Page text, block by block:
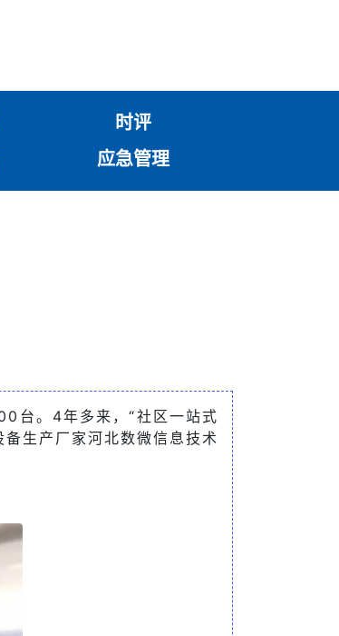
时评
应急管理
台。4年多来，“社区一站式
生产厂家河北数微信息技术